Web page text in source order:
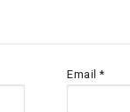
Email*